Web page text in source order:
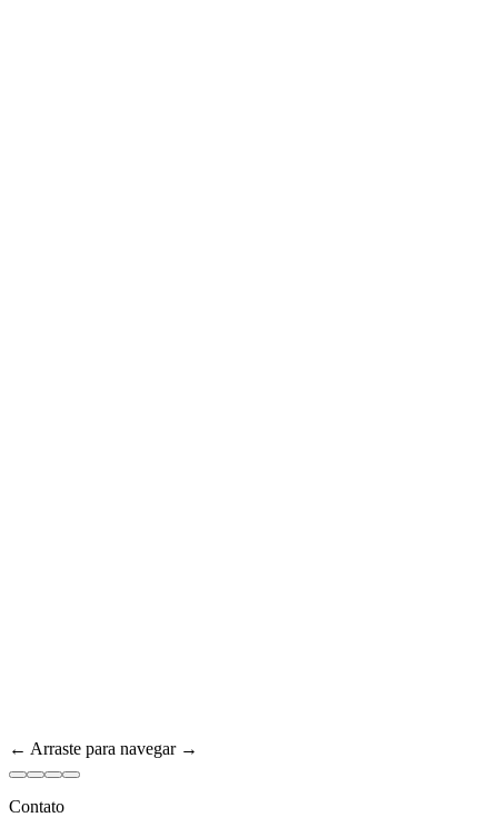
← Arraste para navegar →
Contato